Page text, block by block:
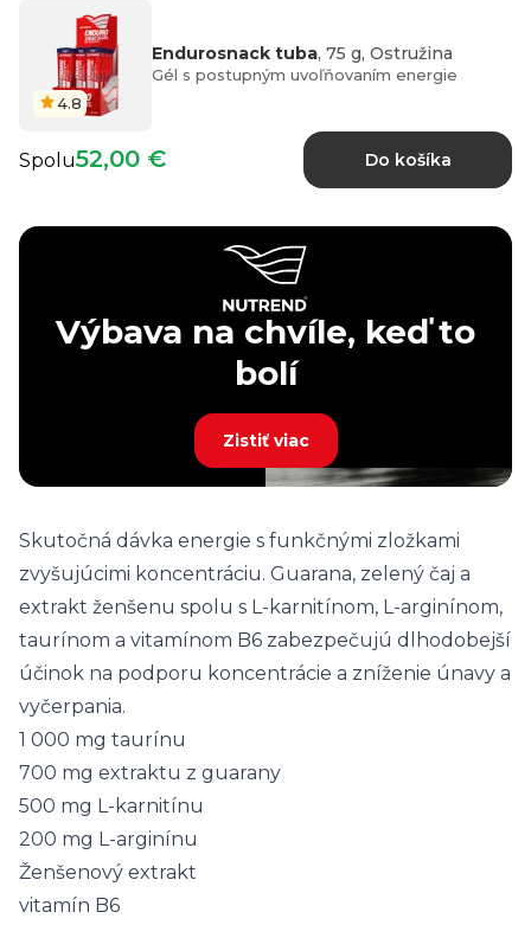
4.8
Endurosnack tuba, 75 g, Ostružina
Gél s postupným uvoľňovaním energie
Spolu52,00 € Do košíka
Výbava na chvíle, keď to
bolí
Zistiť viac
Skutočná dávka energie s funkčnými zložkami
zvyšujúcimi koncentráciu. Guarana, zelený čaj a
extrakt ženšenu spolu s L-karnitínom, L-arginínom,
taurínom a vitamínom B6 zabezpečujú dlhodobejší
účinok na podporu koncentrácie a zníženie únavy a
vyčerpania.
1 000 mg taurínu
700 mg extraktu z guarany
500 mg L-karnitínu
200 mg L-arginínu
Ženšenový extrakt
vitamín B6